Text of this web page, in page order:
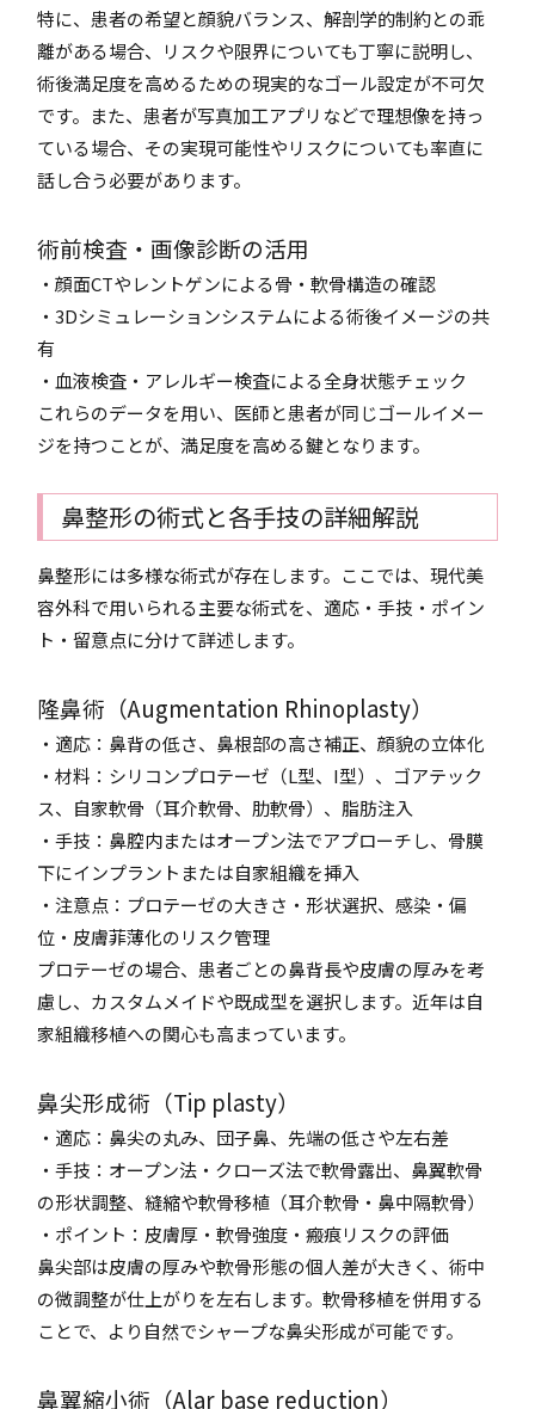
特に、患者の希望と顔貌バランス、解剖学的制約との乖
離がある場合、リスクや限界についても丁寧に説明し、
術後満足度を高めるための現実的なゴール設定が不可欠
です。また、患者が写真加工アプリなどで理想像を持っ
ている場合、その実現可能性やリスクについても率直に
話し合う必要があります。
術前検査・画像診断の活用
・顔面CTやレントゲンによる骨・軟骨構造の確認
・3Dシミュレーションシステムによる術後イメージの共
有
・血液検査・アレルギー検査による全身状態チェック
これらのデータを用い、医師と患者が同じゴールイメー
ジを持つことが、満足度を高める鍵となります。
鼻整形の術式と各手技の詳細解説
鼻整形には多様な術式が存在します。ここでは、現代美
容外科で用いられる主要な術式を、適応・手技・ポイン
ト・留意点に分けて詳述します。
隆鼻術（Augmentation Rhinoplasty）
・適応：鼻背の低さ、鼻根部の高さ補正、顔貌の立体化
・材料：シリコンプロテーゼ（L型、I型）、ゴアテック
ス、自家軟骨（耳介軟骨、肋軟骨）、脂肪注入
・手技：鼻腔内またはオープン法でアプローチし、骨膜
下にインプラントまたは自家組織を挿入
・注意点：プロテーゼの大きさ・形状選択、感染・偏
位・皮膚菲薄化のリスク管理
プロテーゼの場合、患者ごとの鼻背長や皮膚の厚みを考
慮し、カスタムメイドや既成型を選択します。近年は自
家組織移植への関心も高まっています。
鼻尖形成術（Tip plasty）
・適応：鼻尖の丸み、団子鼻、先端の低さや左右差
・手技：オープン法・クローズ法で軟骨露出、鼻翼軟骨
の形状調整、縫縮や軟骨移植（耳介軟骨・鼻中隔軟骨）
・ポイント：皮膚厚・軟骨強度・瘢痕リスクの評価
鼻尖部は皮膚の厚みや軟骨形態の個人差が大きく、術中
の微調整が仕上がりを左右します。軟骨移植を併用する
ことで、より自然でシャープな鼻尖形成が可能です。
鼻翼縮小術（Alar base reduction）